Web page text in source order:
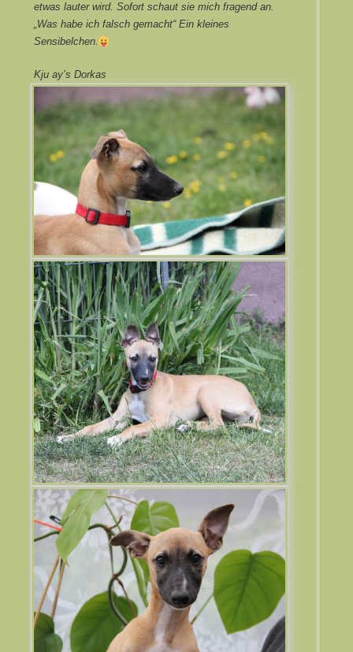
etwas lauter wird. Sofort schaut sie mich fragend an.
„Was habe ich falsch gemacht“ Ein kleines
Sensibelchen.
Kju ay’s Dorkas